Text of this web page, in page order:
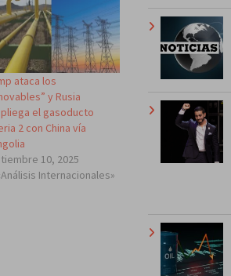
ataca los
y Rusia
el gasoducto
2 con China vía
10, 2025
Internacionales»